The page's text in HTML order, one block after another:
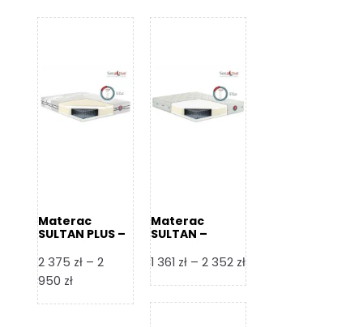
119 zł
Materac
SULTAN PLUS –
2 375 zł – 2
950 złZakres
Materac
SULTAN –
1 361 zł – 2 352 złZakres
cen:
od
1